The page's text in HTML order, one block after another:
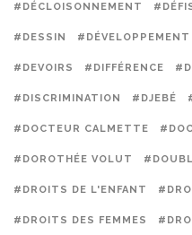
#DÉCLOISONNEMENT
#DESSIN #DÉVELOPPEMENT
#DEVOIRS #DIFFÉRENCE
#DISCRIMINATION #DJEBÉ
#DOCTEUR CALMETTE
#DOROTHÉE VOLUT
#DROITS DE L'ENFANT
#DROITS DES FEMMES